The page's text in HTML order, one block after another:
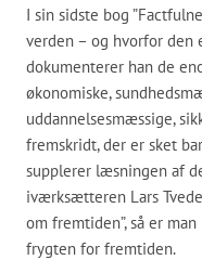
I sin sidste bog
verden – og hvorfor den
dokumenterer han de
økonomiske,
uddannelsesmæssige,
fremskridt, der er sket
supplerer læsningen af
iværksætteren Lars
om fremtiden”, så er
frygten for fremtiden.